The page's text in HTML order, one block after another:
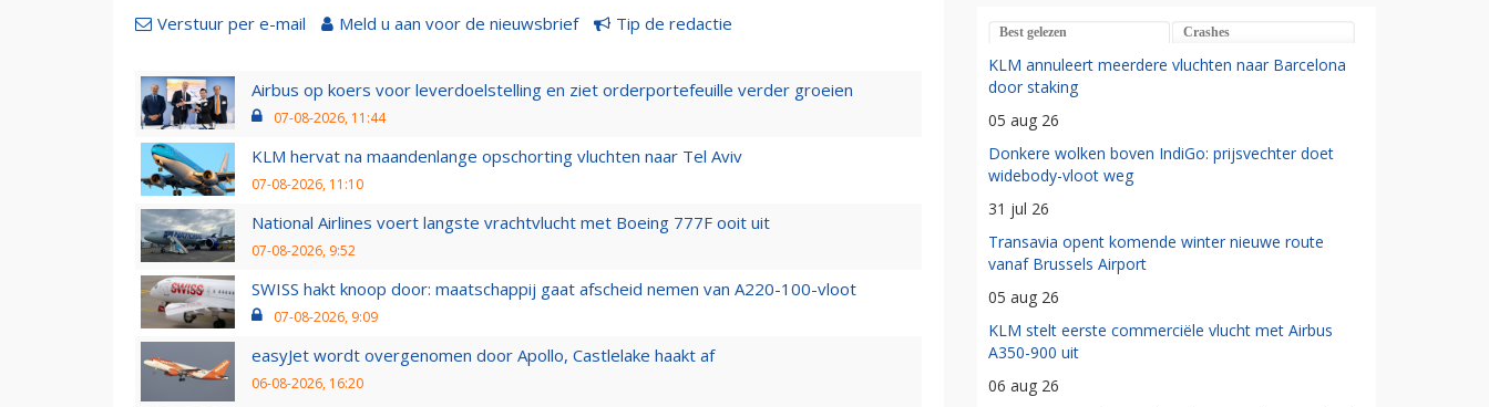
Verstuur per e-mail Meld u aan voor de nieuwsbrief Tip de redactie
Airbus op koers voor leverdoelstelling en ziet orderportefeuille verder groeien
07-08-2026, 11:44
KLM hervat na maandenlange opschorting vluchten naar Tel Aviv
07-08-2026, 11:10
National Airlines voert langste vrachtvlucht met Boeing 777F ooit uit
07-08-2026, 9:52
SWISS hakt knoop door: maatschappij gaat afscheid nemen van A220-100-vloot
07-08-2026, 9:09
easyJet wordt overgenomen door Apollo, Castlelake haakt af
06-08-2026, 16:20
Best gelezen Crashes
KLM annuleert meerdere vluchten naar Barcelona
door staking
05 aug 26
Donkere wolken boven IndiGo: prijsvechter doet
widebody-vloot weg
31 jul 26
Transavia opent komende winter nieuwe route
vanaf Brussels Airport
05 aug 26
KLM stelt eerste commerciële vlucht met Airbus
A350-900 uit
06 aug 26